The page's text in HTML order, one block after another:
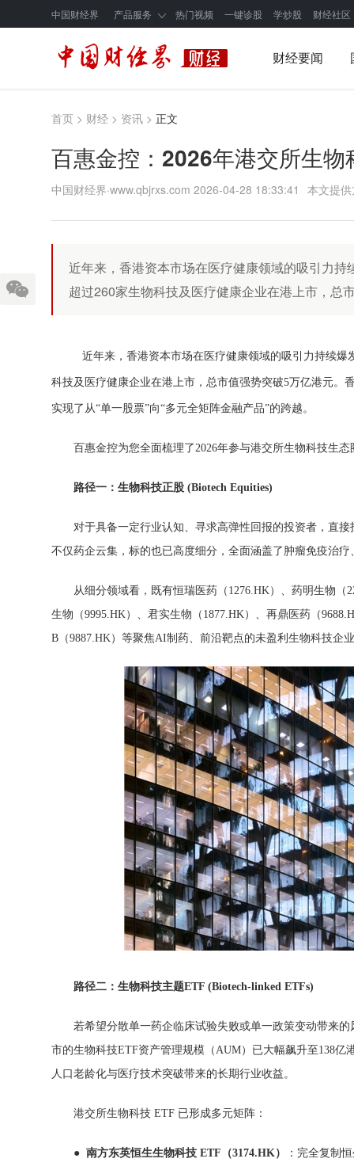
中国财经界 产品服务 热门视频 一键诊股 学炒股 财经社区
财经要闻
首页 > 财经 > 资讯 > 正文
百惠金控：2026年港交所生
中国财经界·www.qbjrxs.com 2026-04-28 18:33:41 本文提
近年来，香港资本市场在医疗健康领域的吸引力
超过260家生物科技及医疗健康企业在港上市，总
近年来，香港资本市场在医疗健康领域的吸引力持续爆
科技及医疗健康企业在港上市，总市值强势突破5万亿港元。
实现了从“单一股票”向“多元全矩阵金融产品”的跨越。
百惠金控为您全面梳理了2026年参与港交所生物科技生态
路径一：生物科技正股 (Biotech Equities)
对于具备一定行业认知、寻求高弹性回报的投资者，直
不仅药企云集，标的也已高度细分，全面涵盖了肿瘤免疫治
从细分领域看，既有恒瑞医药（1276.HK）、药明生物
生物（9995.HK）、君实生物（1877.HK）、再鼎医药（
B（9887.HK）等聚焦AI制药、前沿靶点的未盈利生物科技企
路径二：生物科技主题ETF (Biotech-linked ETFs)
若希望分散单一药企临床试验失败或单一政策变动带来
市的生物科技ETF资产管理规模（AUM）已大幅飙升至138
人口老龄化与医疗技术突破带来的长期行业收益。
港交所生物科技 ETF 已形成多元矩阵：
● 南方东英恒生生物科技 ETF（3174.HK）
：完全复制